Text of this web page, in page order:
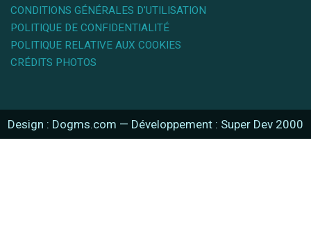
CONDITIONS GÉNÉRALES D'UTILISATION
POLITIQUE DE CONFIDENTIALITÉ
POLITIQUE RELATIVE AUX COOKIES
CRÉDITS PHOTOS
Design : Dogms.com — Développement : Super Dev 2000